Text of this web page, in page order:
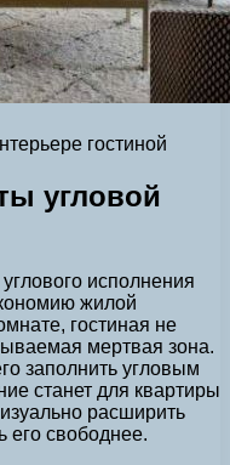
гостиной
угловой
исполнения
жилой
гостиная не
мертвая зона.
заполнить угловым
станет для квартиры
расширить
его свободнее.